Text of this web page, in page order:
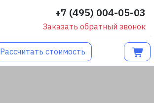
+7 (495) 004-05-03
Заказать обратный звонок
Рассчитать стоимость